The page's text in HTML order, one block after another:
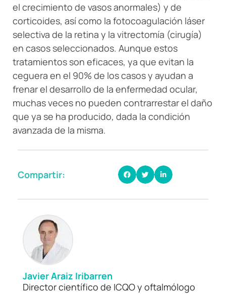
el crecimiento de vasos anormales) y de
corticoides, así como la fotocoagulación láser
selectiva de la retina y la vitrectomía (cirugía)
en casos seleccionados. Aunque estos
tratamientos son eficaces, ya que evitan la
ceguera en el 90% de los casos y ayudan a
frenar el desarrollo de la enfermedad ocular,
muchas veces no pueden contrarrestar el daño
que ya se ha producido, dada la condición
avanzada de la misma.
Compartir:
Javier Araiz Iribarren
Director científico de ICQO y oftalmólogo